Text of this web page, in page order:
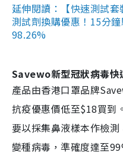
延伸閱讀：【快速測試
測試劑換購優惠！15分
98.26%
Savewo新型冠狀病毒快
產品由香港口罩品牌
抗疫優惠價低至$18買到
要以採集鼻液樣本作檢
變種病毒，準確度達至